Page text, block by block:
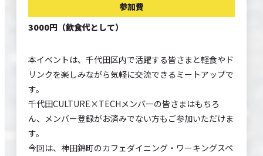
参加費
3000円（飲食代として）
本イベントは、千代田区内で活躍する皆さまと軽食やド
リンクを楽しみながら気軽に交流できるミートアップで
す。
千代田CULTURE×TECHメンバーの皆さまはもちろ
ん、メンバー登録がお済みでない方もご参加いただけま
す。
今回は、神田錦町のカフェダイニング・ワーキングスペ